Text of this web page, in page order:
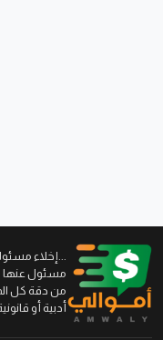
...إخلاء
مسئول عنها
من دقة كل
أدبية أو